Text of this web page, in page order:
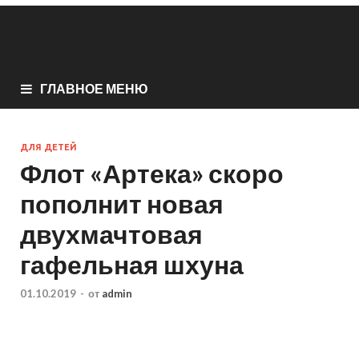
ГЛАВНОЕ МЕНЮ
ДЛЯ ДЕТЕЙ
Флот «Артека» скоро
пополнит новая
двухмачтовая
гафельная шхуна
01.10.2019 - от admin